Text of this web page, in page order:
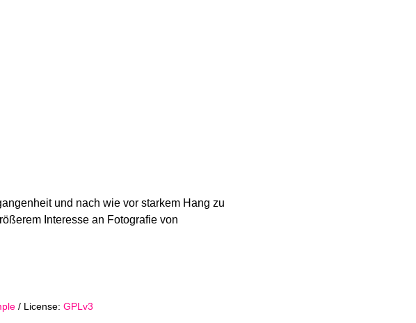
und nach wie vor starkem Hang zu
Interesse an Fotografie von
/ License: GPLv3